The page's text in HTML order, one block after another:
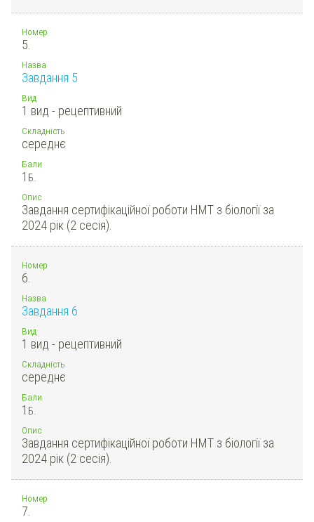
Номер
5.
Назва
Завдання 5
Вид
1 вид - рецептивний
Складність
середнє
Бали
1 Б.
Опис
Завдання сертифікаційної роботи НМТ з біології за
2024 рік (2 сесія).
Номер
6.
Назва
Завдання 6
Вид
1 вид - рецептивний
Складність
середнє
Бали
1 Б.
Опис
Завдання сертифікаційної роботи НМТ з біології за
2024 рік (2 сесія).
Номер
7.